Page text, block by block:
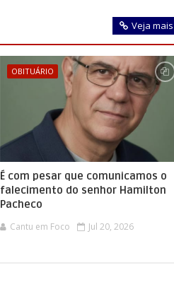
Veja mais
OBITUÁRIO
É com pesar que comunicamos o
falecimento do senhor Hamilton
Pacheco
Cantu em Foco Jul 20, 2026